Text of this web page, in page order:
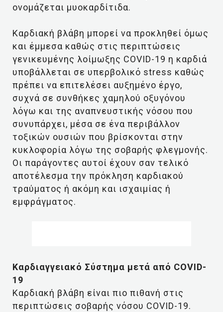
ονομάζεται μυοκαρδίτιδα.
Καρδιακή βλάβη μπορεί να προκληθεί όμως
και έμμεσα καθώς στις περιπτώσεις
γενικευμένης λοίμωξης COVID-19 η καρδιά
υποβάλλεται σε υπερβολικό stress καθώς
πρέπει να επιτελέσει αυξημένο έργο,
συχνά σε συνθήκες χαμηλού οξυγόνου
λόγω και της αναπνευστικής νόσου που
συνυπάρχει, μέσα σε ένα περιβάλλον
τοξικών ουσιών που βρίσκονται στην
κυκλοφορία λόγω της σοβαρής φλεγμονής.
Οι παράγοντες αυτοί έχουν σαν τελικό
αποτέλεσμα την πρόκληση καρδιακού
τραύματος ή ακόμη και ισχαιμίας ή
εμφράγματος.
Καρδιαγγειακό Σύστημα μετά από COVID-
19
Καρδιακή βλάβη είναι πιο πιθανή στις
περιπτώσεις σοβαρής νόσου COVID-19.